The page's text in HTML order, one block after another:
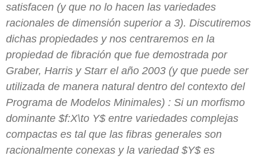
satisfacen (y que no lo hacen las variedades
racionales de dimensión superior a 3). Discutiremos
dichas propiedades y nos centraremos en la
propiedad de fibración que fue demostrada por
Graber, Harris y Starr el año 2003 (y que puede ser
utilizada de manera natural dentro del contexto del
Programa de Modelos Minimales) : Si un morfismo
dominante $f:X\to Y$ entre variedades complejas
compactas es tal que las fibras generales son
racionalmente conexas y la variedad $Y$ es